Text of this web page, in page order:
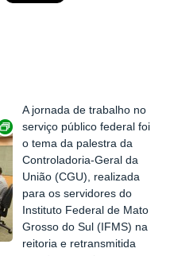
Exibir carrossel de imagens
A jornada de trabalho no
serviço público federal foi
o tema da palestra da
Controladoria-Geral da
União (CGU), realizada
para os servidores do
Instituto Federal de Mato
Grosso do Sul (IFMS) na
reitoria e retransmitida